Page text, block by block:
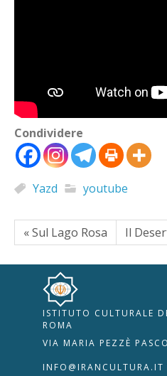
Condividere
Yazd youtube
« Sul Lago Rosa Il
ISTITUTO CULTURALE
ROMA
VIA MARIA PEZZÈ
INFO@IRANCULTURA.IT
RIPRISTINA